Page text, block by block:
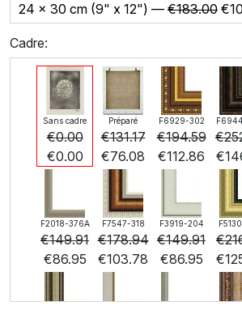
24 x 30 cm (9" x 12") — €183.00 €
Cadre:
Sans cadre
€0.00
€0.00
Préparé
€131.17
€76.08
F6929-302
€194.59
€112.86
€
€
F2018-376A
€149.91
€86.95
F7547-318
€178.94
€103.78
F3919-204
€149.91
€86.95
€
€